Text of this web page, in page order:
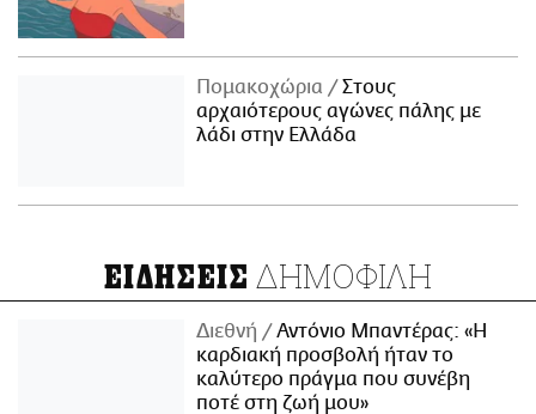
Πομακοχώρια
Στους
αρχαιότερους αγώνες πάλης με
λάδι στην Ελλάδα
ΕΙΔΗΣΕΙΣ ΔΗΜΟΦΙΛΗ
Διεθνή
Αντόνιο Μπαντέρας: «Η
καρδιακή προσβολή ήταν το
καλύτερο πράγμα που συνέβη
ποτέ στη ζωή μου»